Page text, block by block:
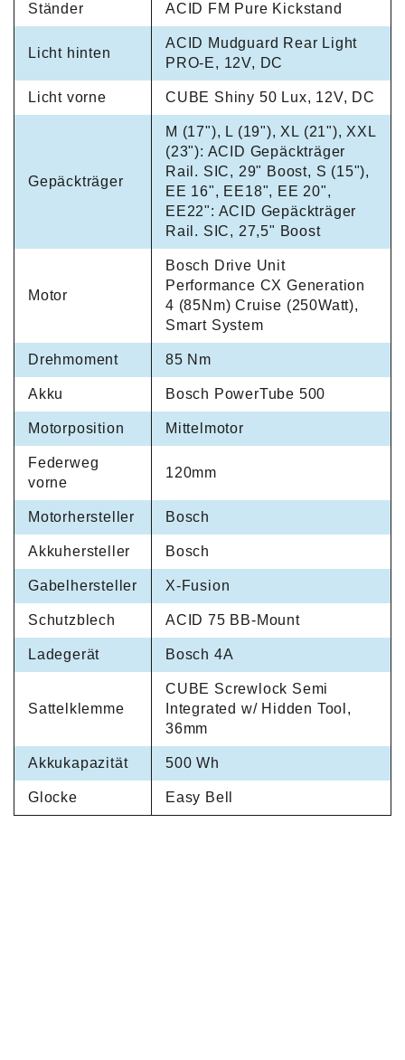
Ständer ACID FM Pure Kickstand
Licht hinten
ACID Mudguard Rear Light
PRO-E, 12V, DC
Licht vorne CUBE Shiny 50 Lux, 12V, DC
Gepäckträger
M (17"), L (19"), XL (21"), XXL
(23"): ACID Gepäckträger
Rail. SIC, 29" Boost, S (15"),
EE 16", EE18", EE 20",
EE22": ACID Gepäckträger
Rail. SIC, 27,5" Boost
Motor
Bosch Drive Unit
Performance CX Generation
4 (85Nm) Cruise (250Watt),
Smart System
Drehmoment 85 Nm
Akku Bosch PowerTube 500
Motorposition Mittelmotor
Federweg
vorne
120mm
Motorhersteller Bosch
Akkuhersteller Bosch
Gabelhersteller X-Fusion
Schutzblech ACID 75 BB-Mount
Ladegerät Bosch 4A
Sattelklemme
CUBE Screwlock Semi
Integrated w/ Hidden Tool,
36mm
Akkukapazität 500 Wh
Glocke Easy Bell